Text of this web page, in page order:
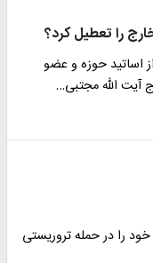
را تعطیل کرد؟
اساتید حوزه و عضو
آیت الله مجتبی…
را در حمله تروریستی